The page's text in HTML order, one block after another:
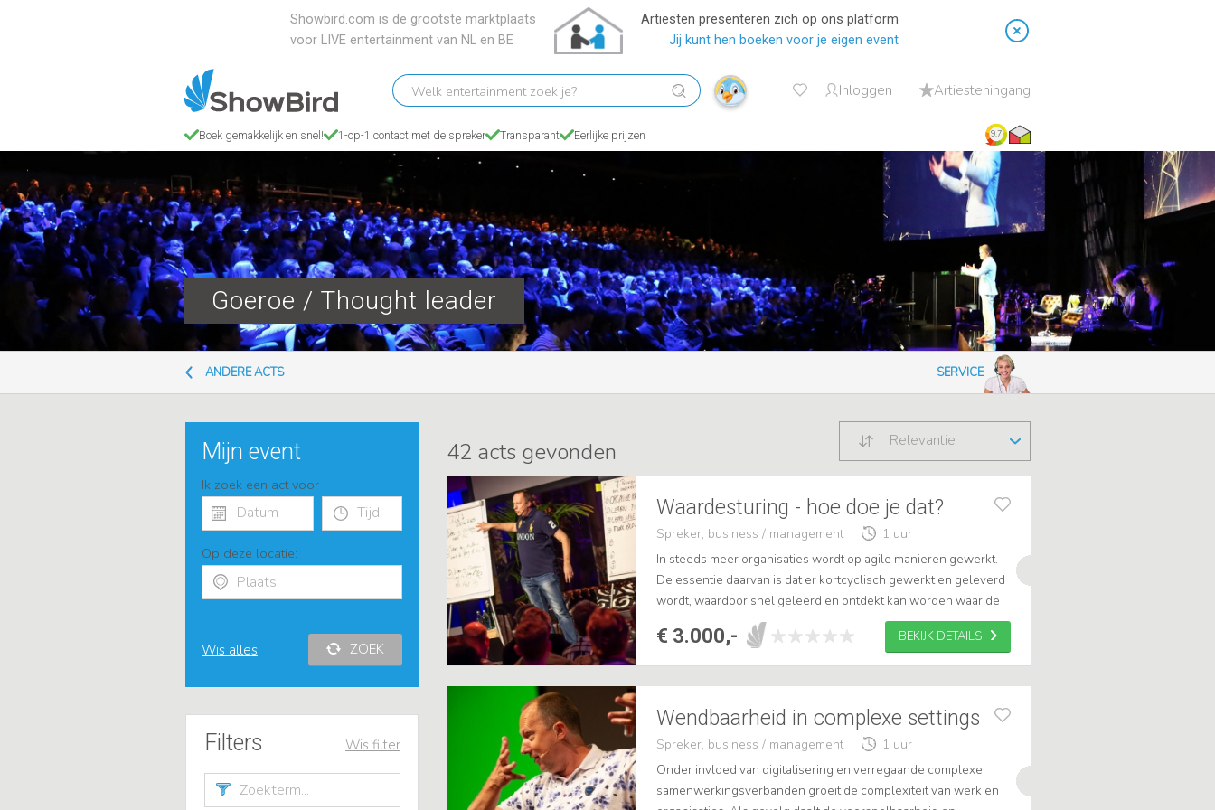
Showbird.com is de grootste marktplaats
voor LIVE entertainment van NL en BE
Artiesten presenteren zich op ons platform
Jij kunt hen boeken voor je eigen event
Welk
entertainment
zoek
je?
Inloggen Artiesteningang
Boek gemakkelijk en snel! 1-op-1 contact met de spreker Transparant Eerlijke prijzen 9.7
Goeroe / Thought leader
ANDERE ACTS SERVICE
Mijn event
Ik zoek een act voor
Op deze locatie:
Wis alles ZOEK
Wis filter
Filters
42 acts gevonden Relevantie
Waardesturing - hoe doe je dat?
Spreker, business / management
1 uur
In steeds meer organisaties wordt op agile manieren gewerkt.
De essentie daarvan is dat er kortcyclisch gewerkt en geleverd
wordt, waardoor snel geleerd en ontdekt kan worden waar de
meeste (klant)waarde zit. Klinkt leuk, maar is in de prak...
€ 3.000,- BEKIJK DETAILS
Wendbaarheid in complexe settings
Spreker, business / management
1 uur
Onder invloed van digitalisering en verregaande complexe
samenwerkingsverbanden groeit de complexiteit van werk en